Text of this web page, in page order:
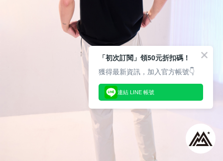
「初次訂閱」領50元折扣碼！
獲得最新資訊，加入官方帳號👇
連結 LINE 帳號